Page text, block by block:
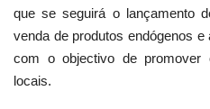
que se seguirá o lançamento
venda de produtos endógenos
com o objectivo de promover
locais.